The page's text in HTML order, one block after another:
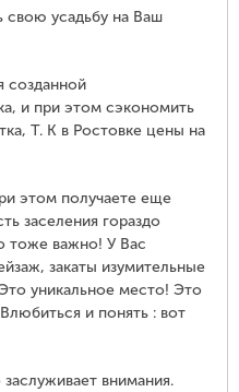
свою усадьбу на Ваш
созданной
и при этом сэкономить
Т. К в Ростовке цены на
этом получаете еще
заселения гораздо
тоже важно! У Вас
закаты изумительные
уникальное место! Это
и понять : вот
внимания.